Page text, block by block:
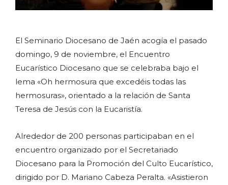
El Seminario Diocesano de Jaén acogía el pasado
domingo, 9 de noviembre, el Encuentro
Eucarístico Diocesano que se celebraba bajo el
lema «Oh hermosura que excedéis todas las
hermosuras», orientado a la relación de Santa
Teresa de Jesús con la Eucaristía.
Alrededor de 200 personas participaban en el
encuentro organizado por el Secretariado
Diocesano para la Promoción del Culto Eucarístico,
dirigido por D. Mariano Cabeza Peralta. «Asistieron